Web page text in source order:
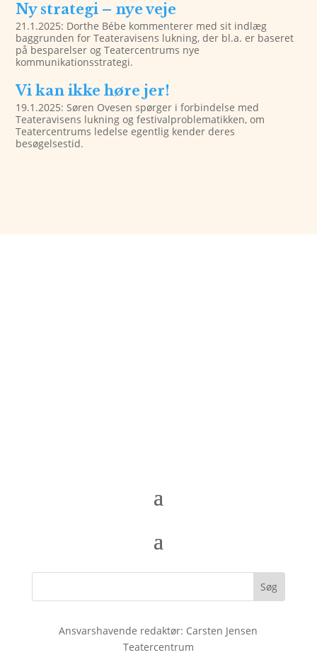
Ny strategi – nye veje
21.1.2025: Dorthe Bébe kommenterer med sit indlæg
baggrunden for Teateravisens lukning, der bl.a. er baseret
på besparelser og Teatercentrums nye
kommunikationsstrategi.
Vi kan ikke høre jer!
19.1.2025: Søren Ovesen spørger i forbindelse med
Teateravisens lukning og festivalproblematikken, om
Teatercentrums ledelse egentlig kender deres
besøgelsestid.
Ansvarshavende redaktør: Carsten Jensen
Teatercentrum